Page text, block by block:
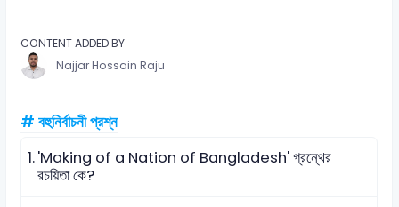
CONTENT ADDED BY
Najjar Hossain Raju
# বহুনির্বাচনী প্রশ্ন
1.'Making of a Nation of Bangladesh' গ্রন্থের
রচয়িতা কে?